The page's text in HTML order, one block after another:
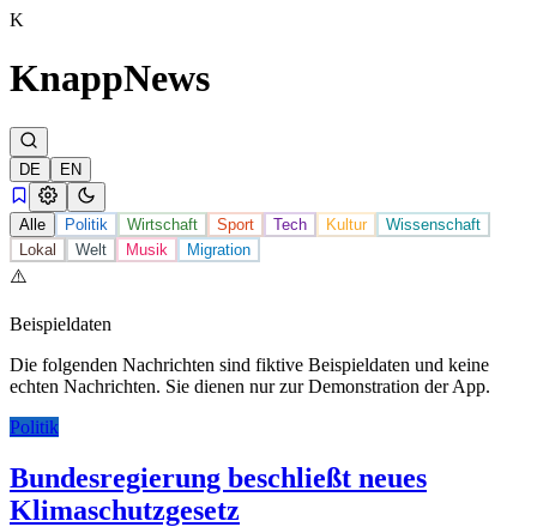
K
KnappNews
DE EN
Alle Politik Wirtschaft Sport Tech Kultur
Wissenschaft
Lokal
Welt Musik Migration
⚠️
Beispieldaten
Die folgenden Nachrichten sind fiktive Beispieldaten und keine
echten Nachrichten. Sie dienen nur zur Demonstration der App.
Politik
Bundesregierung beschließt neues
Klimaschutzgesetz